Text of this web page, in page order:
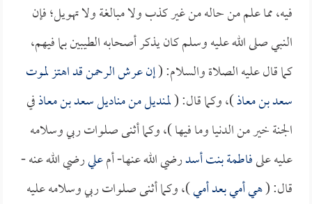
فيه، مما علم من حاله من غير كذب ولا مبالغة ولا تهويل؛ فإن
النبي صلى الله عليه وسلم كان يذكر أصحابه الطيبين بما فيهم،
كما قال عليه الصلاة والسلام: (إن عرش الرحمن قد اهتز لموت
سعد بن معاذ)، وكما قال: (لمنديل من مناديلسعد بن معاذفي
الجنة خير من الدنيا وما فيها )، وكما أثنى صلوات ربي وسلامه
عليه علىفاطمة بنت أسدرضي الله عنها- أمعليرضي الله عنه -
قال: (هي أمي بعد أمي)، وكما أثنى صلوات ربي وسلامه عليه